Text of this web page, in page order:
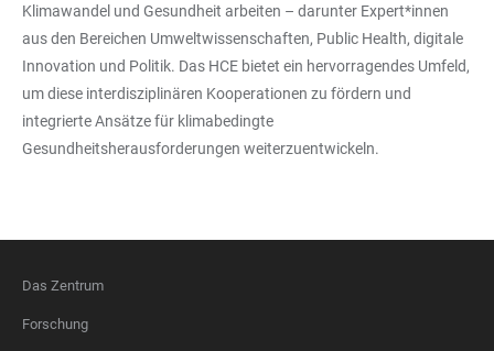
Klimawandel und Gesundheit arbeiten – darunter Expert*innen
aus den Bereichen Umweltwissenschaften, Public Health, digitale
Innovation und Politik. Das HCE bietet ein hervorragendes Umfeld,
um diese interdisziplinären Kooperationen zu fördern und
integrierte Ansätze für klimabedingte
Gesundheitsherausforderungen weiterzuentwickeln.
FOOTER
Das Zentrum
Forschung